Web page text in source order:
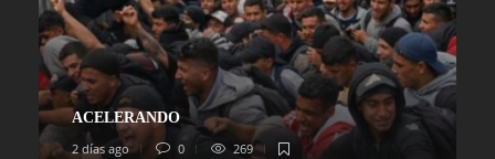
ACELERANDO
2 días ago
0 269